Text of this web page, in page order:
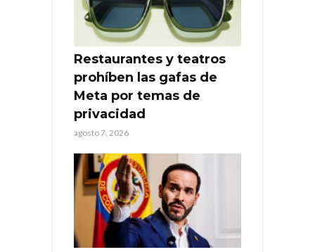
Restaurantes y teatros
prohíben las gafas de
Meta por temas de
privacidad
agosto 7, 2026